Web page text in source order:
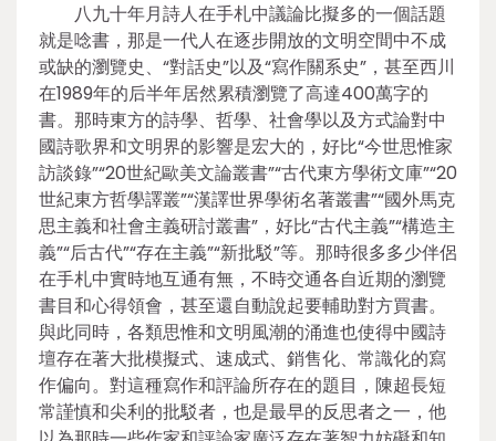
八九十年月詩人在手札中議論比擬多的一個話題
就是唸書，那是一代人在逐步開放的文明空間中不成
或缺的瀏覽史、“對話史”以及“寫作關系史”，甚至西川
在1989年的后半年居然累積瀏覽了高達400萬字的
書。那時東方的詩學、哲學、社會學以及方式論對中
國詩歌界和文明界的影響是宏大的，好比“今世思惟家
訪談錄”“20世紀歐美文論叢書”“古代東方學術文庫”“20
世紀東方哲學譯叢”“漢譯世界學術名著叢書”“國外馬克
思主義和社會主義研討叢書”，好比“古代主義”“構造主
義”“后古代”“存在主義”“新批駁”等。那時很多多少伴侶
在手札中實時地互通有無，不時交通各自近期的瀏覽
書目和心得領會，甚至還自動說起要輔助對方買書。
與此同時，各類思惟和文明風潮的涌進也使得中國詩
壇存在著大批模擬式、速成式、銷售化、常識化的寫
作偏向。對這種寫作和評論所存在的題目，陳超長短
常謹慎和尖利的批駁者，也是最早的反思者之一，他